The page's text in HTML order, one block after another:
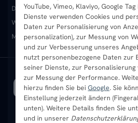
YouTube, Vimeo, Klaviyo, Google
Dienste verwenden Cookies und
Daten zur Personalisierung von
personalization), zur Messung von
und zur Verbesserung unseres
nutzt personenbezogene Daten zur
seiner Dienste, zur Personalisierung
zur Messung der Performance.
hierzu finden Sie bei Google. Sie
Einstellung jederzeit ändern
unten). Weitere Details finden Sie
und in unserer
Heizkörper-Zubehör
Montageservice vor Ort
Sendung verfolgen
Karriere
Ratgeber
Bestpreisgarantie
Newsletter
Aktuelle Angebote
Design-HeizkörperPaneelheizkörper
Wandheizkörper Wohnraum-Heizkörper
Mischbetrieb-HeizkörperHeizkörper-
SICHERE ZAHLUNG